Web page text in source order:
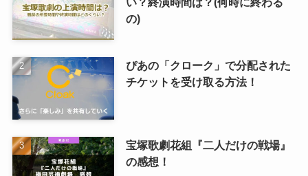
の)
ぴあの「クローク」で分配された
チケットを受け取る方法！
宝塚歌劇花組『二人だけの戦場』
の感想！